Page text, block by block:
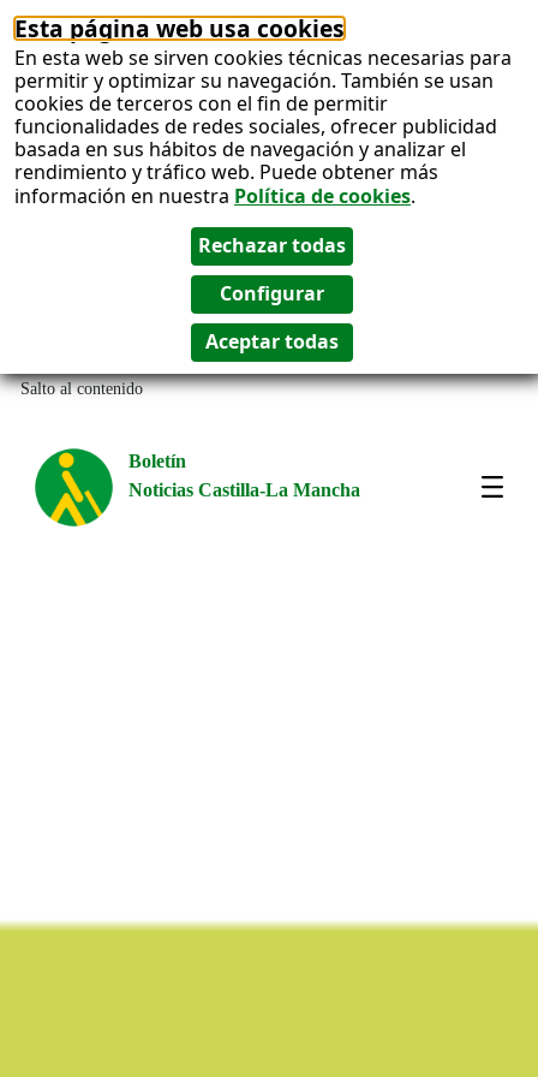
Esta página web usa cookies
En esta web se sirven cookies técnicas necesarias para
permitir y optimizar su navegación. También se usan
cookies de terceros con el fin de permitir
funcionalidades de redes sociales, ofrecer publicidad
basada en sus hábitos de navegación y analizar el
rendimiento y tráfico web. Puede obtener más
información en nuestra Política de cookies.
Salto al contenido
Boletín
Noticias Castilla-La Mancha